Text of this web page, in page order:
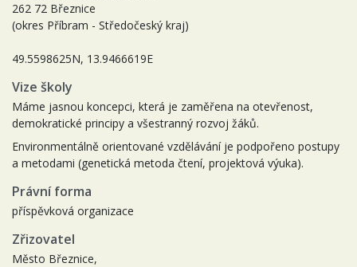
262 72 Březnice
(okres Příbram - Středočeský kraj)
49.5598625N, 13.9466619E
Vize školy
Máme jasnou koncepci, která je zaměřena na otevřenost,
demokratické principy a všestranný rozvoj žáků.
Environmentálně orientované vzdělávání je podpořeno postupy
a metodami (genetická metoda čtení, projektová výuka).
Právní forma
příspěvková organizace
Zřizovatel
Město Březnice,